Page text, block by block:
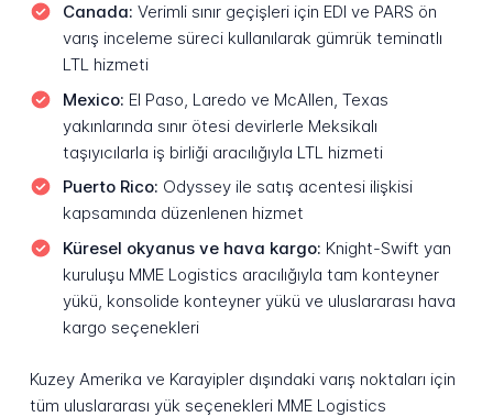
Canada: Verimli sınır geçişleri için EDI ve PARS ön
varış inceleme süreci kullanılarak gümrük teminatlı
LTL hizmeti
Mexico: El Paso, Laredo ve McAllen, Texas
yakınlarında sınır ötesi devirlerle Meksikalı
taşıyıcılarla iş birliği aracılığıyla LTL hizmeti
Puerto Rico: Odyssey ile satış acentesi ilişkisi
kapsamında düzenlenen hizmet
Küresel okyanus ve hava kargo: Knight-Swift yan
kuruluşu MME Logistics aracılığıyla tam konteyner
yükü, konsolide konteyner yükü ve uluslararası hava
kargo seçenekleri
Kuzey Amerika ve Karayipler dışındaki varış noktaları için
tüm uluslararası yük seçenekleri MME Logistics